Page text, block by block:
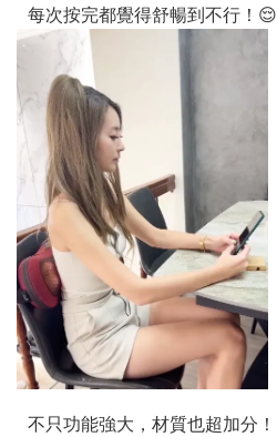
每次按完都覺得舒暢到不行！😌
不只功能強大，材質也超加分！